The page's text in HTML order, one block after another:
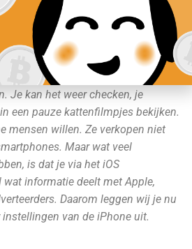
of een Samsung, een smartphone is
Je kan het weer checken, je
een pauze kattenfilmpjes bekijken.
mensen willen. Ze verkopen niet
Maar wat veel
is dat je via het iOS
informatie deelt met Apple,
Daarom leggen wij je nu
van de iPhone uit.